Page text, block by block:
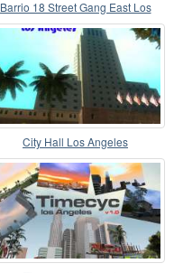
Barrio 18 Street Gang East Los
Santos Graffiti
City Hall Los Angeles